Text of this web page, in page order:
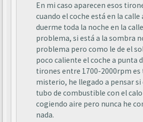
En mi caso aparecen esos
cuando el coche está en la calle
duerme toda la noche en la
problema, si está a la sombra
problema pero como le de el
poco caliente el coche a punta
tirones entre 1700-2000rpm es
misterio, he llegado a pensar si
tubo de combustible con el
cogiendo aire pero nunca he
nada.